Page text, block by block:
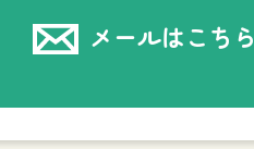
メールはこちら